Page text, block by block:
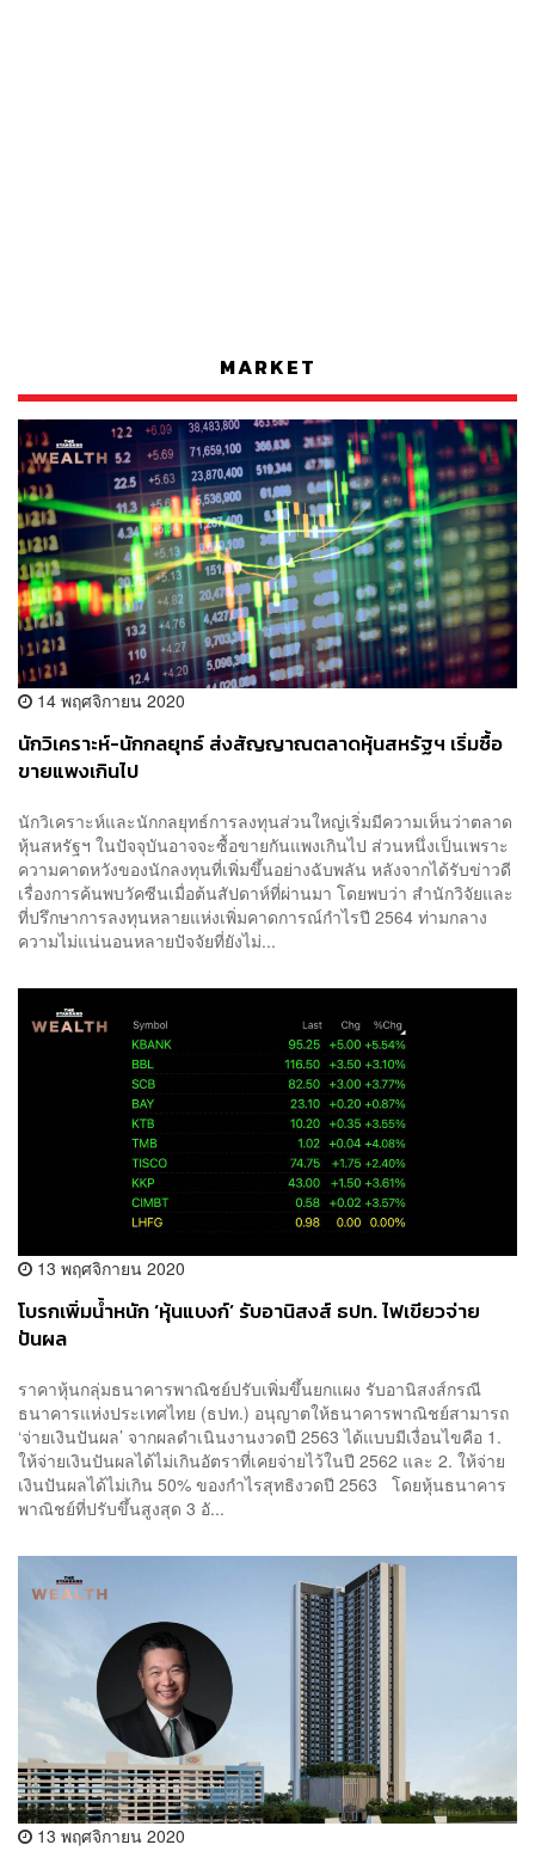
MARKET
14 พฤศจิกายน 2020
นักวิเคราะห์-นักกลยุทธ์ ส่งสัญญาณตลาดหุ้นสหรัฐฯ เริ่มซื้อ
ขายแพงเกินไป
นักวิเคราะห์และนักกลยุทธ์การลงทุนส่วนใหญ่เริ่มมีความเห็นว่าตลาด
หุ้นสหรัฐฯ ในปัจจุบันอาจจะซื้อขายกันแพงเกินไป ส่วนหนึ่งเป็นเพราะ
ความคาดหวังของนักลงทุนที่เพิ่มขึ้นอย่างฉับพลัน หลังจากได้รับข่าวดี
เรื่องการค้นพบวัคซีนเมื่อต้นสัปดาห์ที่ผ่านมา โดยพบว่า สำนักวิจัยและ
ที่ปรึกษาการลงทุนหลายแห่งเพิ่มคาดการณ์กำไรปี 2564 ท่ามกลาง
ความไม่แน่นอนหลายปัจจัยที่ยังไม่...
13 พฤศจิกายน 2020
โบรกเพิ่มน้ำหนัก ‘หุ้นแบงก์’ รับอานิสงส์ ธปท. ไฟเขียวจ่าย
ปันผล
ราคาหุ้นกลุ่มธนาคารพาณิชย์ปรับเพิ่มขึ้นยกแผง รับอานิสงส์กรณี
ธนาคารแห่งประเทศไทย (ธปท.) อนุญาตให้ธนาคารพาณิชย์สามารถ
‘จ่ายเงินปันผล’ จากผลดำเนินงานงวดปี 2563 ได้แบบมีเงื่อนไขคือ 1.
ให้จ่ายเงินปันผลได้ไม่เกินอัตราที่เคยจ่ายไว้ในปี 2562 และ 2. ให้จ่าย
เงินปันผลได้ไม่เกิน 50% ของกำไรสุทธิงวดปี 2563 โดยหุ้นธนาคาร
พาณิชย์ที่ปรับขึ้นสูงสุด 3 อั...
13 พฤศจิกายน 2020